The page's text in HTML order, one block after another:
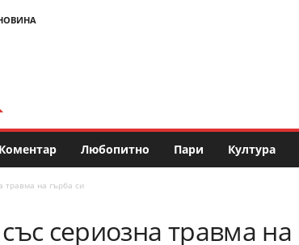
Коментар Любопитно Пари Култура
травма на гърба си
сериозна травма на